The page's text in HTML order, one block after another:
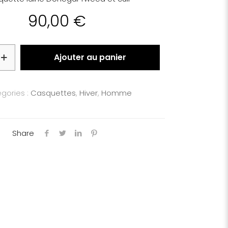
90,00 €
Ajouter au panier
: Casquettes, Hiver, Homme
Share